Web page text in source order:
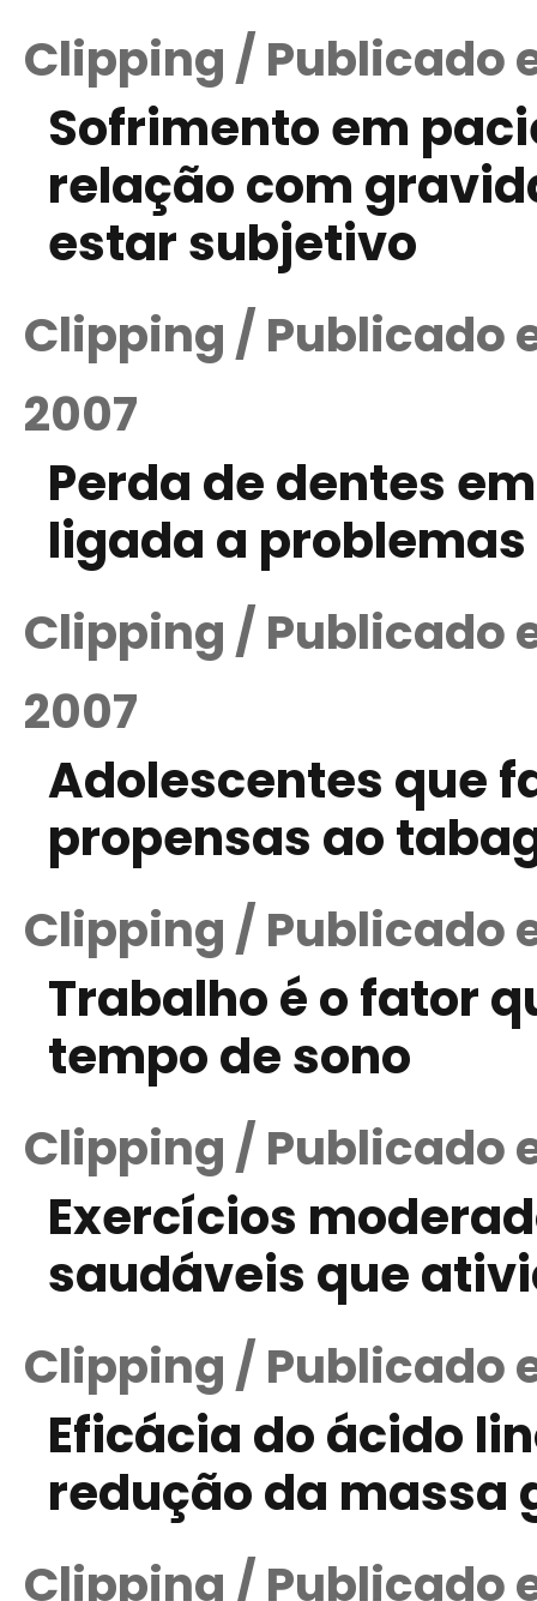
Clipping / Publicado
Sofrimento em
relação com
estar subjetivo
Clipping / Publicado
2007
Perda de dentes
ligada a
Clipping / Publicado
2007
Adolescentes que
propensas ao
Clipping / Publicado
Trabalho é o fator
tempo de sono
Clipping / Publicado
Exercícios
saudáveis que
Clipping / Publicado
Eficácia do ácido
redução da massa
Clipping / Publicado